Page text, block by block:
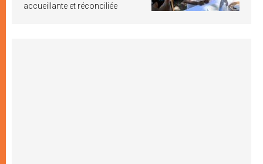
accueillante et réconciliée